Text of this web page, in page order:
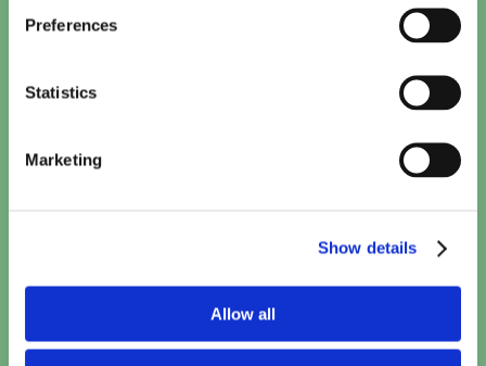
Preferences
Statistics
Marketing
Show details
Allow all